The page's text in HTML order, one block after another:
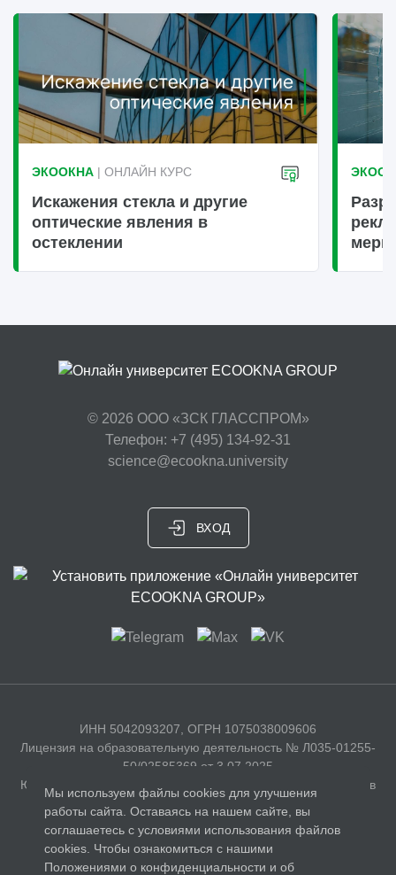
ЭКООКНА | ОНЛАЙН КУРС
Искажения стекла и другие
оптические явления в
остеклении
меры
© 2026 ООО «ЗСК ГЛАССПРОМ»
Телефон: +7 (495) 134-92-31
science@ecookna.university
ВХОД
ИНН 5042093207, ОГРН 1075038009606
Лицензия на образовательную деятельность № Л035-01255-
50/02585369 от 3.07.2025
Юридический адрес: 141326, Московская область, г. Сергиев
Посад, с. Бужаниново, Полевая улица, д. 35
Лицензия
Мы используем файлы cookies для улучшения
работы сайта. Оставаясь на нашем сайте, вы
соглашаетесь с условиями использования файлов
cookies. Чтобы ознакомиться с нашими
Положениями о конфиденциальности и об